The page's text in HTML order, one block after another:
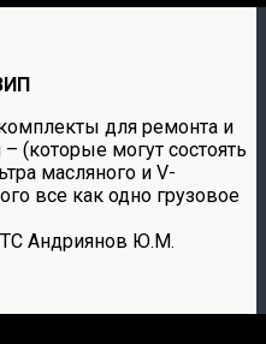
для ремонта и
(которые могут состоять
масляного и V-
все как одно грузовое
Андриянов Ю.М.